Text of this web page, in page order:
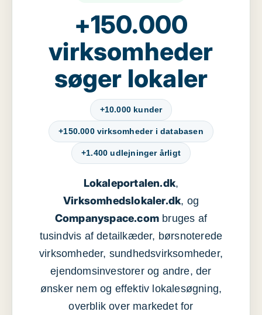
+150.000
virksomheder
søger lokaler
+10.000 kunder
+150.000 virksomheder i databasen
+1.400 udlejninger årligt
Lokaleportalen.dk,
Virksomhedslokaler.dk, og
Companyspace.com bruges af
tusindvis af detailkæder, børsnoterede
virksomheder, sundhedsvirksomheder,
ejendomsinvestorer og andre, der
ønsker nem og effektiv lokalesøgning,
overblik over markedet for